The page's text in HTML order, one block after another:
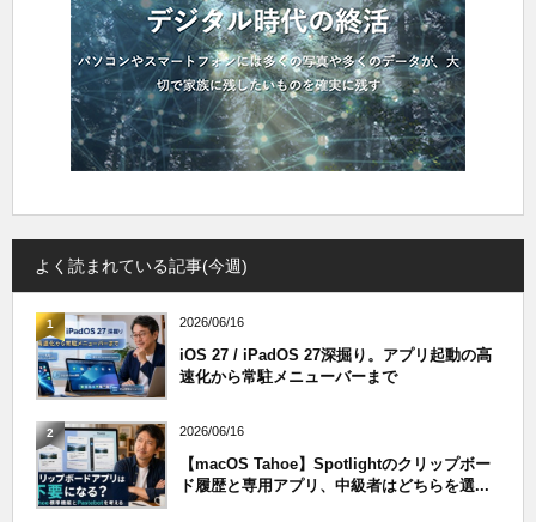
よく読まれている記事(今週)
1 2026/06/16
iOS 27 / iPadOS 27深掘り。アプリ起動の高
速化から常駐メニューバーまで
2 2026/06/16
【macOS Tahoe】Spotlightのクリップボー
ド履歴と専用アプリ、中級者はどちらを選...